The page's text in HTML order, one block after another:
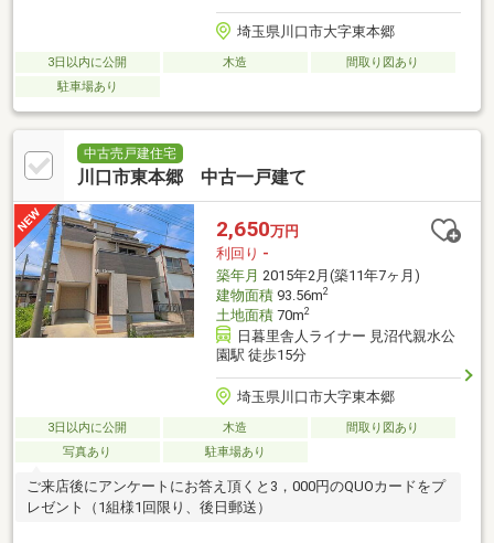
埼玉県川口市大字東本郷
3日以内に公開 木造
間取り図あり
駐車場あり
中古売戸建住宅
川口市東本郷 中古一戸建て
2,650万円
利回り -
築年月 2015年2月(築11年7ヶ月)
建物面積93.56m2
土地面積70m2
日暮里舎人ライナー 見沼代親水公
園駅 徒歩15分
埼玉県川口市大字東本郷
3日以内に公開 木造
間取り図あり
写真あり
駐車場あり
ご来店後にアンケートにお答え頂くと3，000円のQUOカードをプ
レゼント（1組様1回限り、後日郵送）